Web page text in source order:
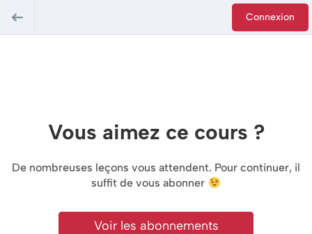
Connexion
Vous aimez ce cours ?
De nombreuses leçons vous attendent. Pour continuer, il
suffit de vous abonner
Voir les abonnements